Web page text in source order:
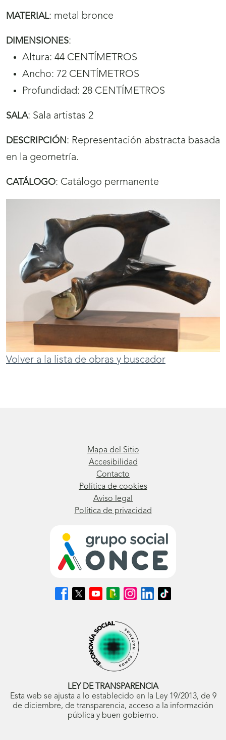
MATERIAL: metal bronce
DIMENSIONES:
Altura: 44 CENTÍMETROS
Ancho: 72 CENTÍMETROS
Profundidad: 28 CENTÍMETROS
SALA: Sala artistas 2
DESCRIPCIÓN: Representación abstracta basada
en la geometría.
CATÁLOGO: Catálogo permanente
Volver a la lista de obras y buscador
Mapa del Sitio
Accesibilidad
Contacto
Política de cookies
Aviso legal
Política de privacidad
Síguenos
en
Síguenos
en
ventana
nueva)
Síguenos
en
abrirá
en
ventana
nueva)
Síguenos
en
Blog
ONCE
(se
abrirá
en
ventana
Síguenos
en
abrirá
en
ventana
nueva)
Síguenos
en
Síguenos
en
LEY DE TRANSPARENCIA
Esta web se ajusta a lo establecido en la Ley 19/2013, de 9
de diciembre, de transparencia, acceso a la información
pública y buen gobierno.